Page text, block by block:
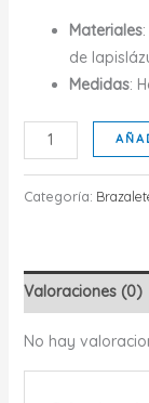
Materiales
de
Medidas:
ROSABELLA
cantidad
Categoría:
Valoraciones (0)
No hay